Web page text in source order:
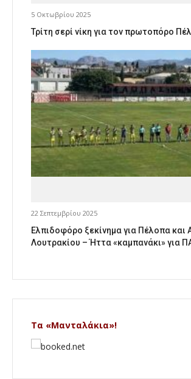
5 Οκτωβρίου 2025
Τρίτη σερί νίκη για τον πρωτοπόρο
22 Σεπτεμβρίου 2025
Ελπιδοφόρο ξεκίνημα για Πέλοπα και
Λουτρακίου – Ήττα «καμπανάκι» για
Τα «Μανταλάκια»!